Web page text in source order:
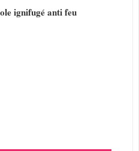
ignifugé anti feu